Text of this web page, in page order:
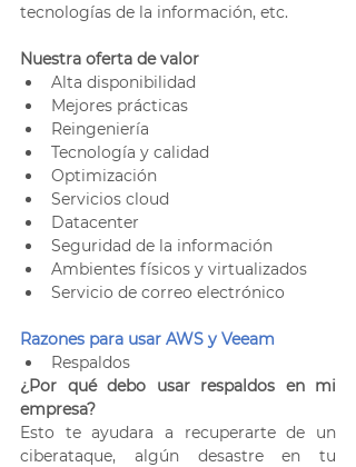
tecnologías de la información, etc.
Nuestra oferta de valor
Alta disponibilidad
Mejores prácticas
Reingeniería
Tecnología y calidad
Optimización
Servicios cloud
Datacenter
Seguridad de la información
Ambientes físicos y virtualizados
Servicio de correo electrónico
Razones para usar AWS y Veeam
Respaldos
¿Por qué debo usar respaldos en mi
empresa?
Esto te ayudara a recuperarte de un
ciberataque, algún desastre en tu